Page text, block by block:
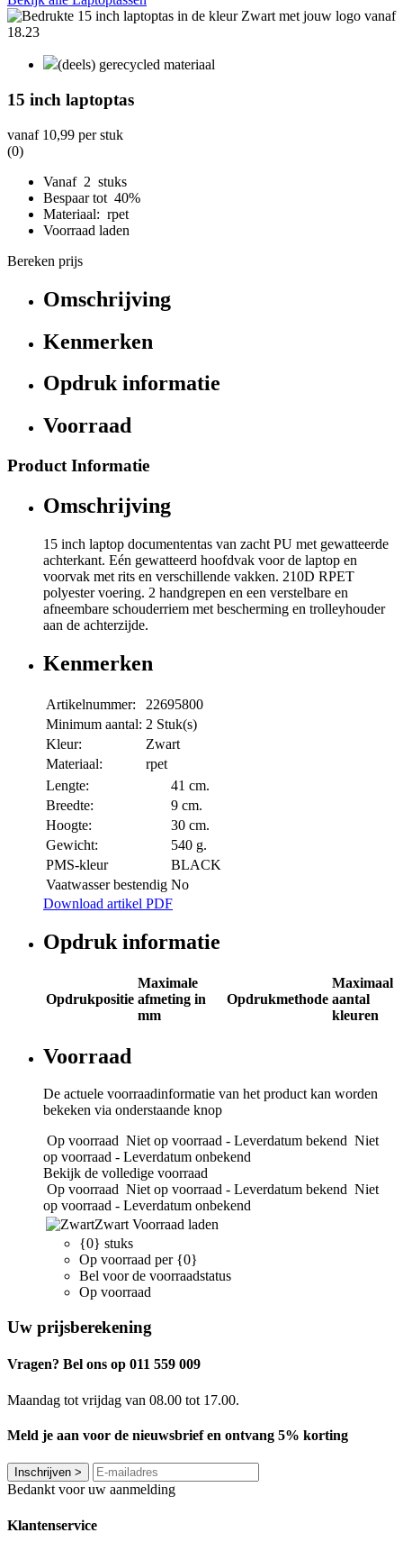
(deels) gerecycled materiaal
15 inch laptoptas
vanaf 10,99 per stuk
(0)
Vanaf 2 stuks
Bespaar tot 40%
Materiaal: rpet
Voorraad laden
Bereken prijs
Omschrijving
Kenmerken
Opdruk informatie
Voorraad
Product Informatie
Omschrijving
15 inch laptop documententas van zacht PU met gewatteerde
achterkant. Eén gewatteerd hoofdvak voor de laptop en
voorvak met rits en verschillende vakken. 210D RPET
polyester voering. 2 handgrepen en een verstelbare en
afneembare schouderriem met bescherming en trolleyhouder
aan de achterzijde.
Kenmerken
Artikelnummer:
22695800
Minimum aantal: 2 Stuk(s)
Kleur:
Zwart
Materiaal:
rpet
Lengte:
41 cm.
Breedte:
9 cm.
Hoogte:
30 cm.
Gewicht:
540 g.
PMS-kleur
BLACK
Vaatwasser bestendig No
Download artikel PDF
Opdruk informatie
Opdrukpositie
Maximale
afmeting in
mm
Opdrukmethode
Maximaal
aantal
kleuren
Voorraad
De actuele voorraadinformatie van het product kan worden
bekeken via onderstaande knop
Op voorraad Niet op voorraad - Leverdatum bekend Niet
op voorraad - Leverdatum onbekend
Bekijk de volledige voorraad
Op voorraad Niet op voorraad - Leverdatum bekend Niet
op voorraad - Leverdatum onbekend
Zwart Voorraad laden
{0} stuks
Op voorraad per {0}
Bel voor de voorraadstatus
Op voorraad
Uw prijsberekening
Vragen? Bel ons op 011 559 009
Maandag tot vrijdag van 08.00 tot 17.00.
Meld je aan voor de nieuwsbrief en ontvang 5% korting
Inschrijven >
Bedankt voor uw aanmelding
Klantenservice